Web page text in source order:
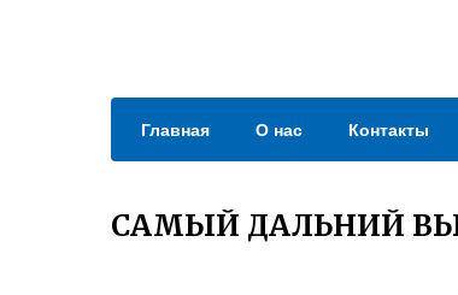
Главная О нас Контакты
САМЫЙ ДАЛЬНИЙ